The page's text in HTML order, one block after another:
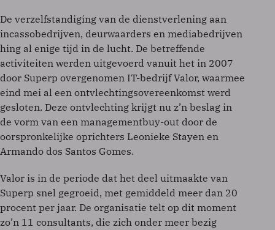
De verzelfstandiging van de dienstverlening aan
incassobedrijven, deurwaarders en mediabedrijven
hing al enige tijd in de lucht. De betreffende
activiteiten werden uitgevoerd vanuit het in 2007
door Superp overgenomen IT-bedrijf Valor, waarmee
eind mei al een ontvlechtingsovereenkomst werd
gesloten. Deze ontvlechting krijgt nu z’n beslag in
de vorm van een managementbuy-out door de
oorspronkelijke oprichters Leonieke Stayen en
Armando dos Santos Gomes.
Valor is in de periode dat het deel uitmaakte van
Superp snel gegroeid, met gemiddeld meer dan 20
procent per jaar. De organisatie telt op dit moment
zo’n 11 consultants, die zich onder meer bezig